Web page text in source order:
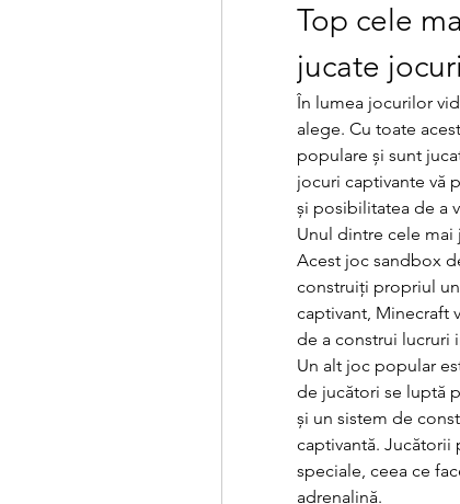
Top cele
jucate jocuri
În lumea jocurilor
alege. Cu toate
populare și sunt
jocuri captivante vă
și posibilitatea de a
Unul dintre cele
Acest joc sandbox
construiți propriul
captivant, Minecraft
de a construi lucruri
Un alt joc popular
de jucători se luptă
și un sistem de
captivantă.
speciale, ceea ce
adrenalină.